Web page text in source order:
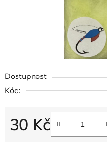
Dostupnost
Kód:
30 Kč
Měrná cena: